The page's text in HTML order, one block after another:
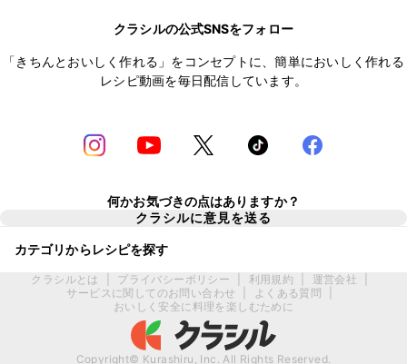
クラシルの公式SNSをフォロー
「きちんとおいしく作れる」をコンセプトに、簡単においしく作れる
レシピ動画を毎日配信しています。
何かお気づきの点はありますか？
クラシルに意見を送る
カテゴリからレシピを探す
クラシルとは プライバシーポリシー 利用規約 運営会社
サービスに関してのお問い合わせ
よくある質問
おいしく安全に料理を楽しむために
Copyright© Kurashiru, Inc. All Rights Reserved.